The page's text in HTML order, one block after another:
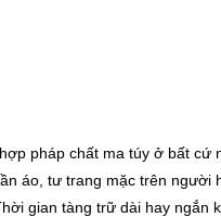
pháp chất ma túy ở bất
áo, tư trang mặc trên
gian tàng trữ dài hay ngắn